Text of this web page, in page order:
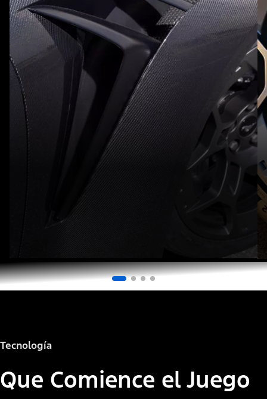
Tecnología
Que Comience el Juego